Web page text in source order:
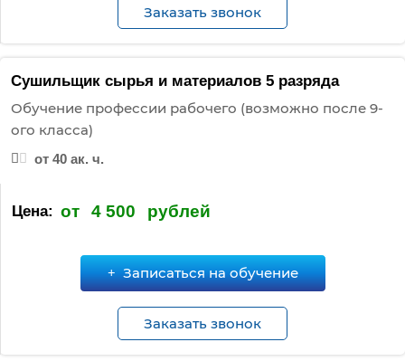
Заказать звонок
Сушильщик сырья и материалов 5 разряда
Обучение профессии рабочего (возможно после 9-
ого класса)
от 40 ак. ч.
Цена: от 4 500 рублей
Записаться на обучение
Заказать звонок